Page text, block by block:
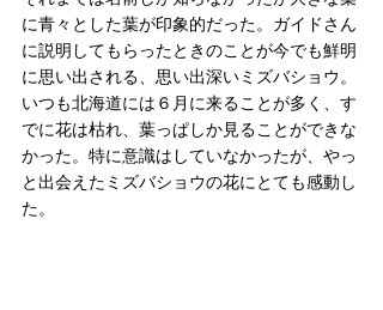
に青々とした葉が印象的だった。ガイドさん
に説明してもらったときのことが今でも鮮明
に思い出される、思い出深いミズバショウ。
いつも北海道には６月に来ることが多く、す
でに花は枯れ、葉っぱしか見ることができな
かった。特に意識はしていなかったが、やっ
と出会えたミズバショウの花にとても感動し
た。